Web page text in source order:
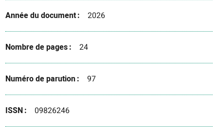
Année du document 2026
Nombre de pages 24
Numéro de parution 97
ISSN 09826246